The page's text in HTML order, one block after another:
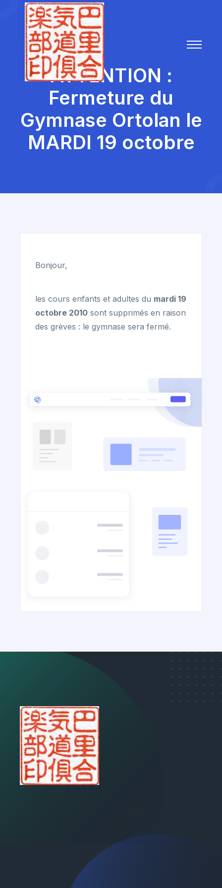
ATTENTION :
Fermeture du
Gymnase Ortolan le
MARDI 19 octobre
Bonjour,
les cours enfants et adultes du mardi 19
octobre 2010 sont supprimés en raison
des grèves : le gymnase sera fermé.